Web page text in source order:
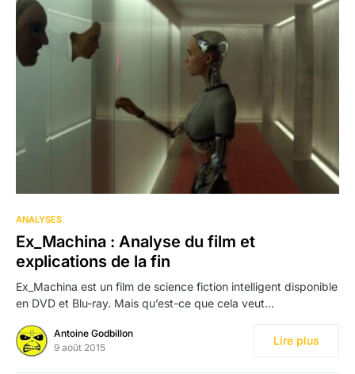
ANALYSES
Ex_Machina : Analyse du film et
explications de la fin
Ex_Machina est un film de science fiction intelligent disponible
en DVD et Blu-ray. Mais qu’est-ce que cela veut…
Antoine Godbillon
9 août 2015
Lire plus